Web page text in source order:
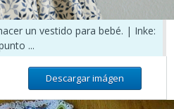
un vestido para bebé. | Inke:
...
Descargar imágen